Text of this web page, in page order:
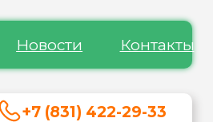
Новости Контакты
+7 (831) 422-29-33